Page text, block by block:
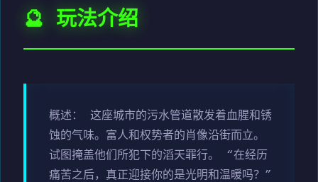
🔮 玩法介绍
概述： 这座城市的污水管道散发着血腥和锈
蚀的气味。富人和权势者的肖像沿街而立。
试图掩盖他们所犯下的滔天罪行。 “在经历
痛苦之后，真正迎接你的是光明和温暖吗？”